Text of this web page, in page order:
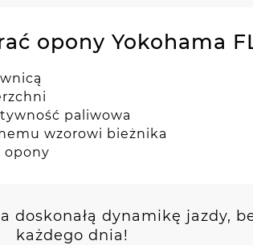
opony Yokohama
paliwowa
wzorowi bieżnika
opony
doskonałą dynamikę jazdy,
każdego dnia!